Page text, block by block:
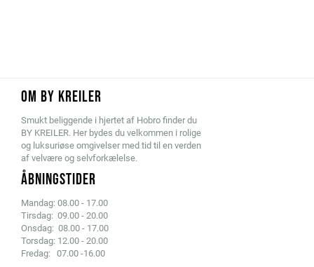
OM BY KREILER
Smukt beliggende i hjertet af Hobro finder du
BY KREILER. Her bydes du velkommen i rolige
og luksuriøse omgivelser med tid til en verden
af velvære og selvforkælelse.
ÅBNINGSTIDER
Mandag: 08.00 - 17.00
Tirsdag: 09.00 - 20.00
Onsdag: 08.00 - 17.00
Torsdag: 12.00 - 20.00
Fredag: 07.00 -16.00